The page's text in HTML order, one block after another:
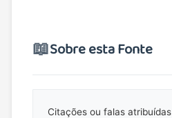
📖Sobre esta Fonte
Citações ou falas